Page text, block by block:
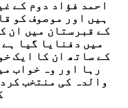
احمد فؤاد دوم کے
ہیں اور موصوف کو
کے قبرستان میں ان
میں دفنایا گیا
کے ساتھ ان کا ایک
رہا اور وہ خواب
والدہ کی منتخب